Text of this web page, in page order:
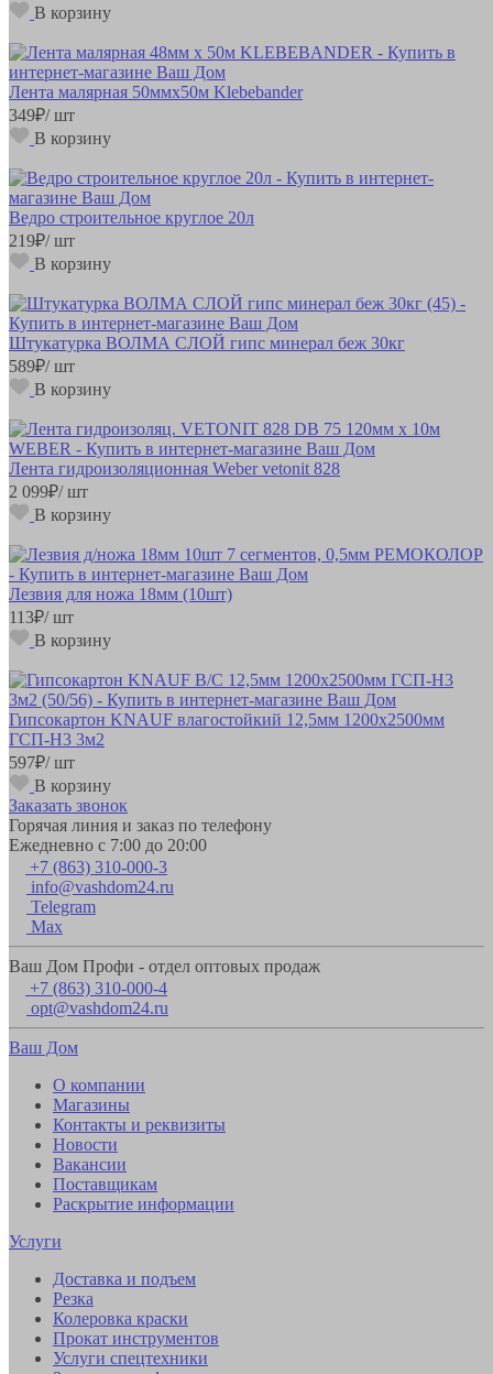
В корзину
Лента малярная 50ммх50м Klebebander
349₽/ шт
В корзину
Ведро строительное круглое 20л
219₽/ шт
В корзину
Штукатурка ВОЛМА СЛОЙ гипс минерал беж 30кг
589₽/ шт
В корзину
Лента гидроизоляционная Weber vetonit 828
2 099₽/ шт
В корзину
Лезвия для ножа 18мм (10шт)
113₽/ шт
В корзину
Гипсокартон KNAUF влагостойкий 12,5мм 1200х2500мм
ГСП-Н3 3м2
597₽/ шт
В корзину
Заказать звонок
Горячая линия и заказ по телефону
Ежедневно с 7:00 до 20:00
+7 (863) 310-000-3
info@vashdom24.ru
Telegram
Max
Ваш Дом Профи - отдел оптовых продаж
+7 (863) 310-000-4
opt@vashdom24.ru
Ваш Дом
О компании
Магазины
Контакты и реквизиты
Новости
Вакансии
Поставщикам
Раскрытие информации
Услуги
Доставка и подъем
Резка
Колеровка краски
Прокат инструментов
Услуги спецтехники